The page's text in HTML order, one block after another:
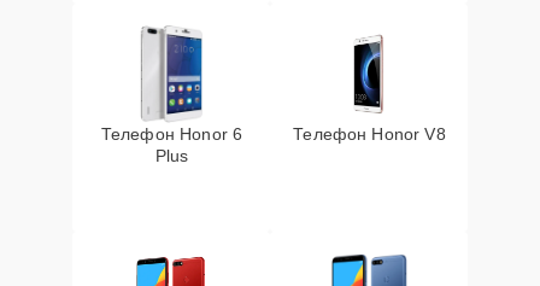
Телефон Honor 6
Plus
Телефон Honor V8